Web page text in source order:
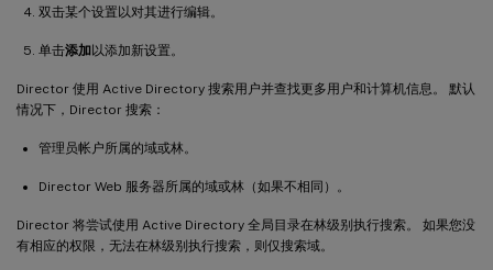
双击某个设置以对其进行编辑。
单击添加以添加新设置。
Director 使用 Active Directory 搜索用户并查找更多用户和计算机信息。 默认
情况下，Director 搜索：
管理员帐户所属的域或林。
Director Web 服务器所属的域或林（如果不相同）。
Director 将尝试使用 Active Directory 全局目录在林级别执行搜索。 如果您没
有相应的权限，无法在林级别执行搜索，则仅搜索域。